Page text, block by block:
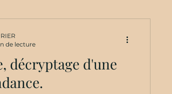
Détox
décryptage d'une
de lecture